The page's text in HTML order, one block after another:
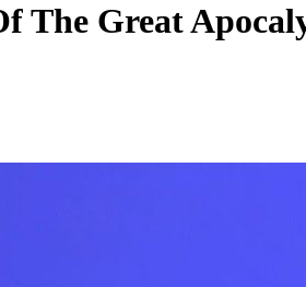
The Great